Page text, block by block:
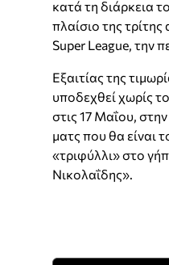
κατά τη διάρκεια
πλαίσιο της
Super League, την
Εξαιτίας της
υποδεχθεί χωρίς
στις 17 Μαΐου,
ματς που θα είναι
«τριφύλλι» στο
Νικολαΐδης».